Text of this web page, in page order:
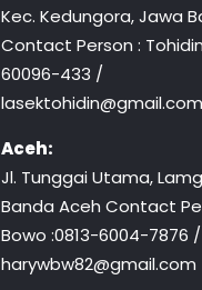
Kec. Kedungora, Jawa
Contact Person :
60096-433 /
lasektohidin@gmail.com
Aceh:
Jl. Tunggai Utama,
Banda Aceh Contact
Bowo :0813-6004-7876 /
harywbw82@gmail.com